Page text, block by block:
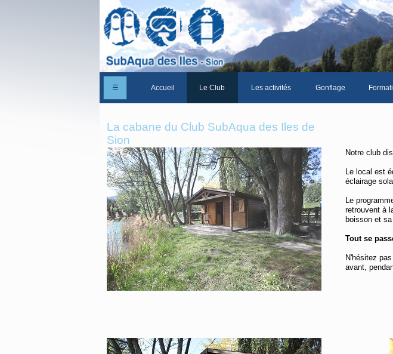
☰ Accueil Le Club
Le comité
Les membres du club
La Cabane des Iles
Le domaine des Iles
Adhérer/Devenir membre
Les activités Gonflage
La cabane du Club SubAqua des Iles de
Sion
Notre club
Le local est
éclairage
Le
retrouvent à
boisson et
Tout se
N'hésitez
avant,